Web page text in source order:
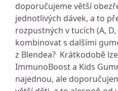
doporučujeme větší
jednotlivých dávek, a to
rozpustných v tucích (A,
kombinovat s dalšími
z Blendea? Krátkodobě
ImmunoBoost a Kids
najednou, ale